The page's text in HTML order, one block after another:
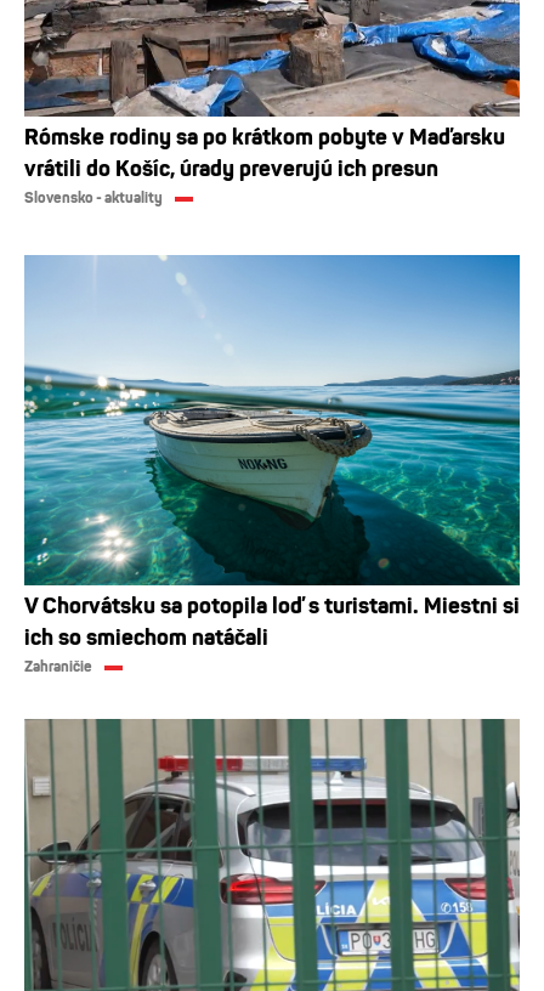
Rómske rodiny sa po krátkom pobyte v Maďarsku
vrátili do Košíc, úrady preverujú ich presun
Slovensko - aktuality
V Chorvátsku sa potopila loď s turistami. Miestni si
ich so smiechom natáčali
Zahraničie